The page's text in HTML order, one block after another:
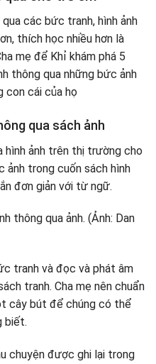
các bức tranh, hình ảnh
thích học nhiều hơn là
mẹ để Khỉ khám phá 5
thông qua những bức ảnh
con cái của họ
qua sách ảnh
hình ảnh trên thị trường cho
trong cuốn sách hình
đơn giản với từ ngữ.
tranh và đọc và phát âm
tranh. Cha mẹ nên chuẩn
cây bút để chúng có thể
biết.
chuyện được ghi lại trong